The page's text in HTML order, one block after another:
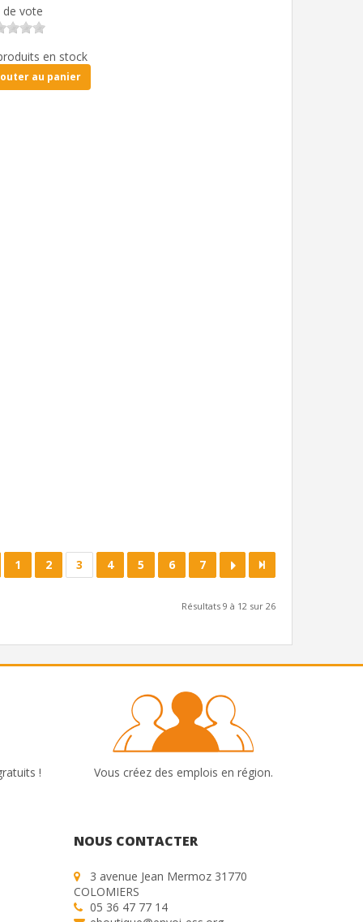
de vote
en stock
au panier
1 2 3 4 5 6 7
Résultats 9 à 12 sur 26
! Vous créez des emplois en région.
NOUS CONTACTER
3 avenue Jean Mermoz 31770
COLOMIERS
05 36 47 77 14